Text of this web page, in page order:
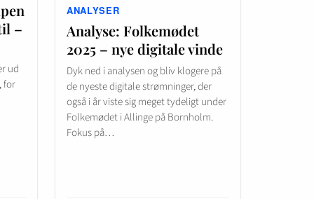
–
ud
for
ANALYSER
Analyse: Folkemødet
2025 – nye digitale vinde
Dyk ned i analysen og bliv klogere på
de nyeste digitale strømninger, der
også i år viste sig meget tydeligt under
Folkemødet i Allinge på Bornholm.
Fokus på…